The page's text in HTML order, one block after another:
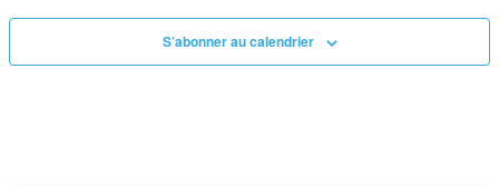
S’abonner au calendrier